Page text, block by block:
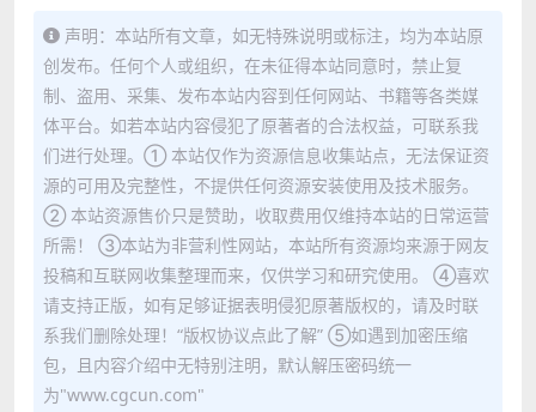
声明：本站所有文章，如无特殊说明或标注，均为本站原
创发布。任何个人或组织，在未征得本站同意时，禁止复
制、盗用、采集、发布本站内容到任何网站、书籍等各类媒
体平台。如若本站内容侵犯了原著者的合法权益，可联系我
们进行处理。① 本站仅作为资源信息收集站点，无法保证资
源的可用及完整性，不提供任何资源安装使用及技术服务。
② 本站资源售价只是赞助，收取费用仅维持本站的日常运营
所需！ ③本站为非营利性网站，本站所有资源均来源于网友
投稿和互联网收集整理而来，仅供学习和研究使用。 ④喜欢
请支持正版，如有足够证据表明侵犯原著版权的，请及时联
系我们删除处理！“版权协议点此了解” ⑤如遇到加密压缩
包，且内容介绍中无特别注明，默认解压密码统一
为"www.cgcun.com"